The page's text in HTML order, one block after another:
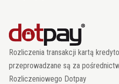
Rozliczenia transakcji kartą
przeprowadzane są za
Rozliczeniowego Dotpay